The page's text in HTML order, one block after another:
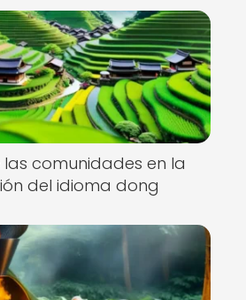
las comunidades en la
del idioma dong